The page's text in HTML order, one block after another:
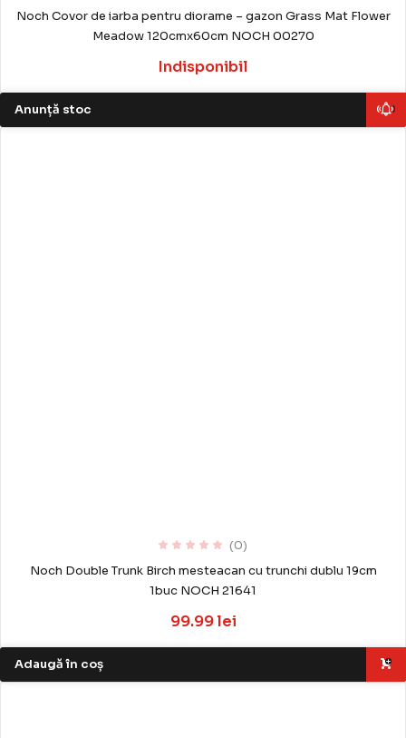
Noch Covor de iarba pentru diorame – gazon Grass Mat Flower
Meadow 120cmx60cm NOCH 00270
Indisponibil
Anunță stoc
(0)
Noch Double Trunk Birch mesteacan cu trunchi dublu 19cm
1buc NOCH 21641
99.99 lei
Adaugă în coș